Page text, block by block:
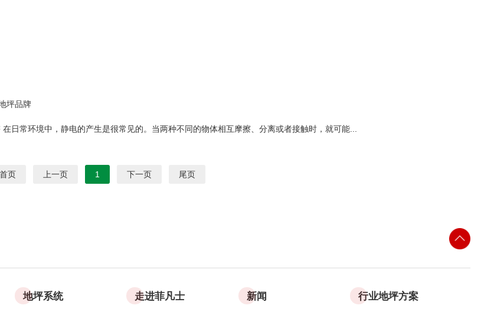
坪品牌
日常环境中，静电的产生是很常见的。当两种不同的物体相互摩擦、分离或者接触时，就可能...
首页 上一页 1 下一页 尾页
地坪系统 走进菲凡士 新闻 行业地坪方案